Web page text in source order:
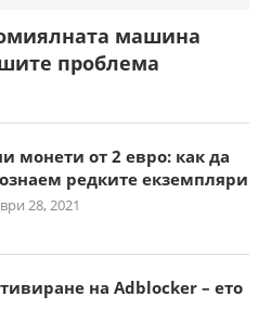
машина
проблема
монети от 2 евро: как да
редките екземпляри
28, 2021
на Adblocker – ето